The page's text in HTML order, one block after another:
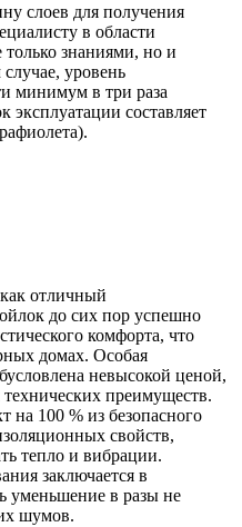
слоев для получения
в области
знаниями, но и
уровень
минимум в три раза
эксплуатации составляет
отличный
до сих пор успешно
комфорта, что
домах. Особая
невысокой ценой,
преимуществ.
на 100 % из безопасного
свойств,
тепло и вибрации.
заключается в
уменьшение в разы не
шумов.